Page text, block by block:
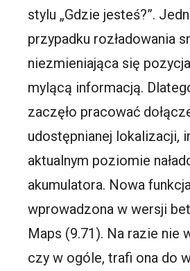
stylu „Gdzie jesteś?”.
przypadku rozładowania
niezmieniająca się
mylącą informacją.
zaczęło pracować
udostępnianej lokalizacji,
aktualnym poziomie
akumulatora. Nowa
wprowadzona w wersji
Maps (9.71). Na razie nie
czy w ogóle, trafi ona do